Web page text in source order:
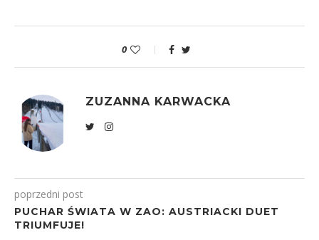
0
ZUZANNA KARWACKA
poprzedni post
PUCHAR ŚWIATA W ZAO: AUSTRIACKI DUET
TRIUMFUJE!